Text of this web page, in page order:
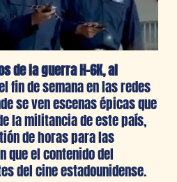
de la guerra H-6K, al
fin de semana en las redes
se ven escenas épicas que
la militancia de este país,
de horas para las
que el contenido del
del cine estadounidense.